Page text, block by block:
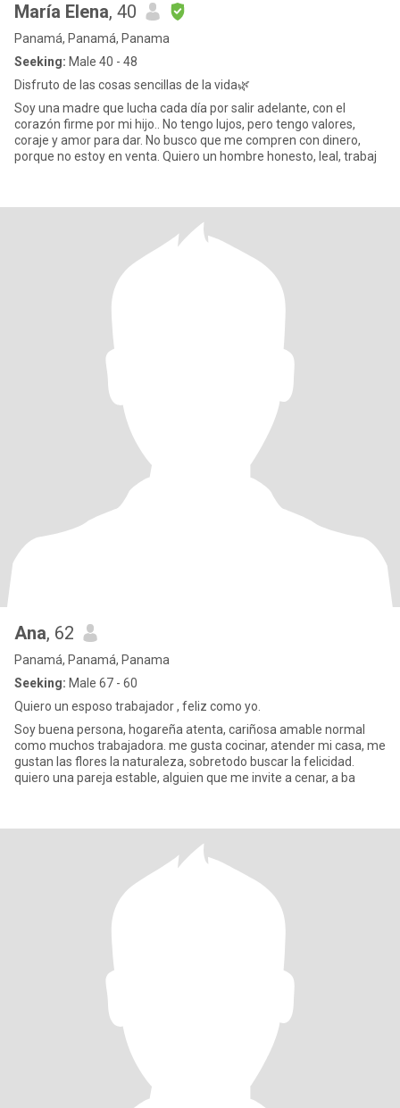
María Elena, 40
Panamá, Panamá, Panama
Seeking: Male 40 - 48
Disfruto de las cosas sencillas de la vida🌿
Soy una madre que lucha cada día por salir adelante, con el
corazón firme por mi hijo.. No tengo lujos, pero tengo valores,
coraje y amor para dar. No busco que me compren con dinero,
porque no estoy en venta. Quiero un hombre honesto, leal, trabaj
Ana, 62
Panamá, Panamá, Panama
Seeking: Male 67 - 60
Quiero un esposo trabajador , feliz como yo.
Soy buena persona, hogareña atenta, cariñosa amable normal
como muchos trabajadora. me gusta cocinar, atender mi casa, me
gustan las flores la naturaleza, sobretodo buscar la felicidad.
quiero una pareja estable, alguien que me invite a cenar, a ba